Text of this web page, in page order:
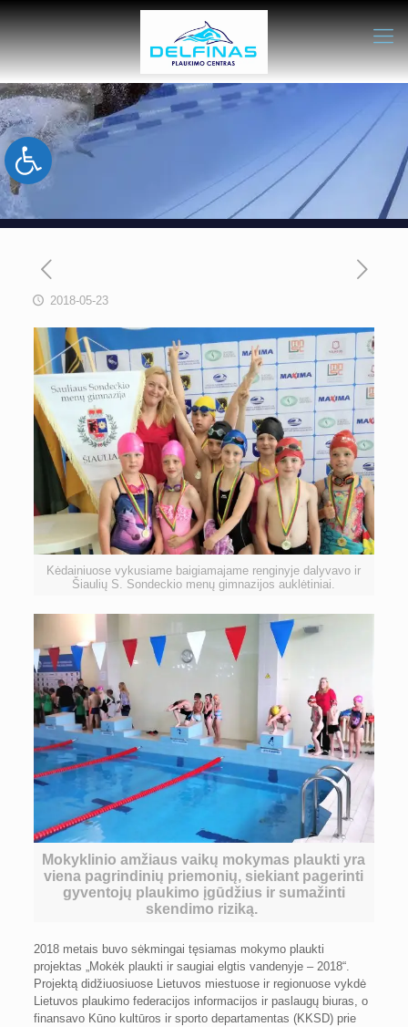
Open toolbar
2018-05-23
Kėdainiuose vykusiame baigiamajame renginyje dalyvavo ir
Šiaulių S. Sondeckio menų gimnazijos auklėtiniai.
Mokyklinio amžiaus vaikų mokymas plaukti yra
viena pagrindinių priemonių, siekiant pagerinti
gyventojų plaukimo įgūdžius ir sumažinti
skendimo riziką.
2018 metais buvo sėkmingai tęsiamas mokymo plaukti
projektas „Mokėk plaukti ir saugiai elgtis vandenyje – 2018“.
Projektą didžiuosiuose Lietuvos miestuose ir regionuose vykdė
Lietuvos plaukimo federacijos informacijos ir paslaugų biuras, o
finansavo Kūno kultūros ir sporto departamentas (KKSD) prie